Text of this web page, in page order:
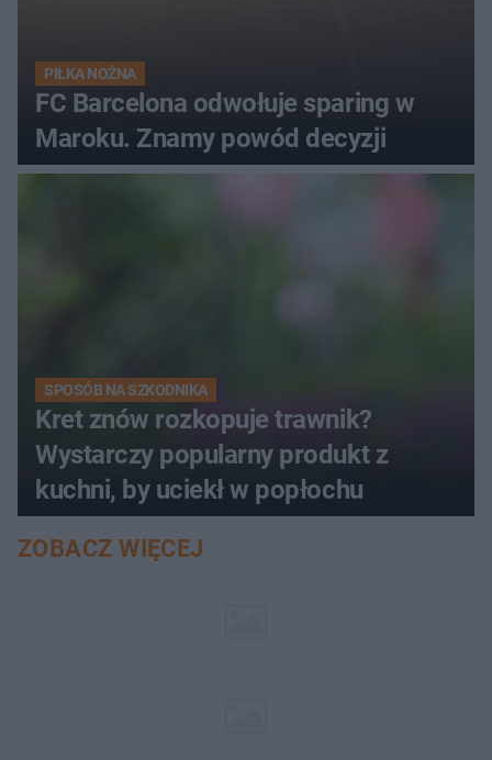
PIŁKA NOŻNA
FC Barcelona odwołuje sparing w
Maroku. Znamy powód decyzji
SPOSÓB NA SZKODNIKA
Kret znów rozkopuje trawnik?
Wystarczy popularny produkt z
kuchni, by uciekł w popłochu
ZOBACZ WIĘCEJ